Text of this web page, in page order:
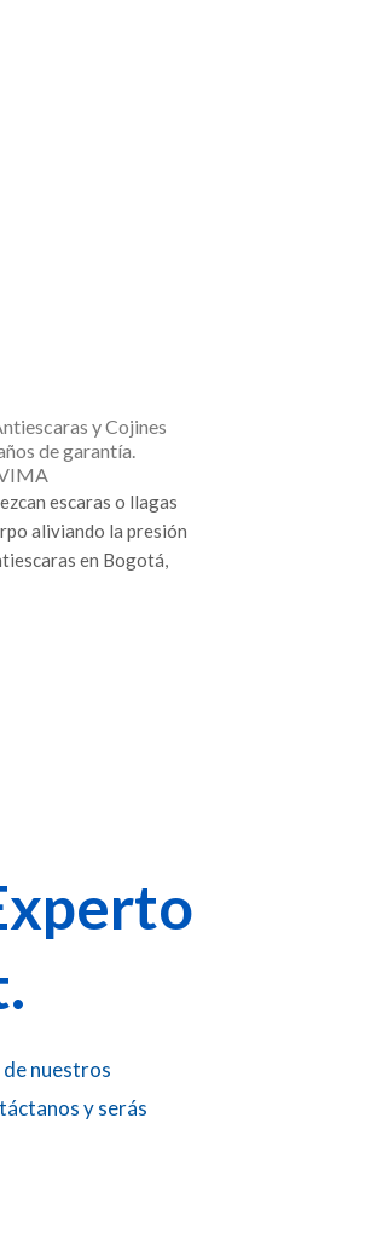
y Cojines
de garantía.
escaras o llagas
aliviando la presión
en Bogotá,
nuestros
y serás